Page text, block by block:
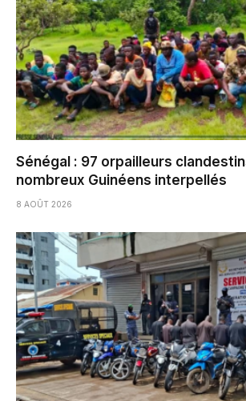
Sénégal : 97 orpailleurs
nombreux Guinéens interpellés
8 AOÛT 2026